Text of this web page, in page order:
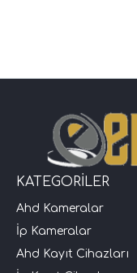
KATEGORİLER
Ahd Kameralar
İp Kameralar
Ahd Kayıt Cihazları